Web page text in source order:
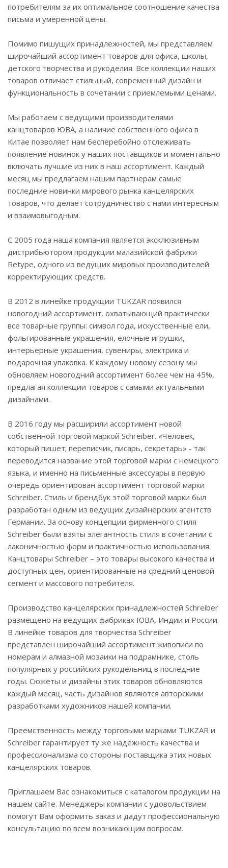
потребителям за их оптимальное соотношение качества
письма и умеренной цены.
Помимо пишущих принадлежностей, мы представляем
широчайший ассортимент товаров для офиса, школы,
детского творчества и рукоделия. Все коллекции наших
товаров отличает стильный, современный дизайн и
функциональность в сочетании с приемлемыми ценами.
Мы работаем с ведущими производителями
канцтоваров ЮВА, а наличие собственного офиса в
Китае позволяет нам бесперебойно отслеживать
появление новинок у наших поставщиков и моментально
включать лучшие из них в наш ассортимент. Каждый
месяц мы предлагаем нашим партнерам самые
последние новинки мирового рынка канцелярских
товаров, что делает сотрудничество с нами интересным
и взаимовыгодным.
С 2005 года наша компания является эксклюзивным
дистрибьютором продукции малазийской фабрики
Retype, одного из ведущих мировых производителей
корректирующих средств.
В 2012 в линейке продукции TUKZAR появился
новогодний ассортимент, охватывающий практически
все товарные группы: символ года, искусственные ели,
фольгированные украшения, елочные игрушки,
интерьерные украшения, сувениры, электрика и
подарочная упаковка. К каждому новому сезону мы
обновляем новогодний ассортимент более чем на 45%,
предлагая коллекции товаров с самыми актуальными
дизайнами.
В 2016 году мы расширили ассортимент новой
собственной торговой маркой Schreiber. «Человек,
который пишет; переписчик, писарь, секретарь» - так
переводится название этой торговой марки с немецкого
языка, и именно на письменные аксессуары в первую
очередь ориентирован ассортимент торговой марки
Schreiber. Стиль и брендбук этой торговой марки был
разработан одним из ведущих дизайнерских агентств
Германии. За основу концепции фирменного стиля
Schreiber были взяты элегантность стиля в сочетании с
лаконичностью форм и практичностью использования.
Канцтовары Schreiber – это товары высокого качества и
доступных цен, ориентированные на средний ценовой
сегмент и массового потребителя.
Производство канцелярских принадлежностей Schreiber
размещено на ведущих фабриках ЮВА, Индии и России.
В линейке товаров для творчества Schreiber
представлен широчайший ассортимент живописи по
номерам и алмазной мозаики на подрамнике, столь
популярных у российских рукодельниц в последние
годы. Сюжеты и дизайны этих товаров обновляются
каждый месяц, часть дизайнов являются авторскими
разработками художников нашей компании.
Преемственность между торговыми марками TUKZAR и
Schreiber гарантирует ту же надежность качества и
профессионализма со стороны поставщика этих новых
канцелярских товаров.
Приглашаем Вас ознакомиться с каталогом продукции на
нашем сайте. Менеджеры компании с удовольствием
помогут Вам оформить заказ и дадут профессиональную
консультацию по всем возникающим вопросам.